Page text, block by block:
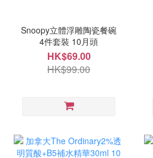
Snoopy立體浮雕陶瓷餐碗
4件套裝 10月頭
HK$69.00
HK$99.00